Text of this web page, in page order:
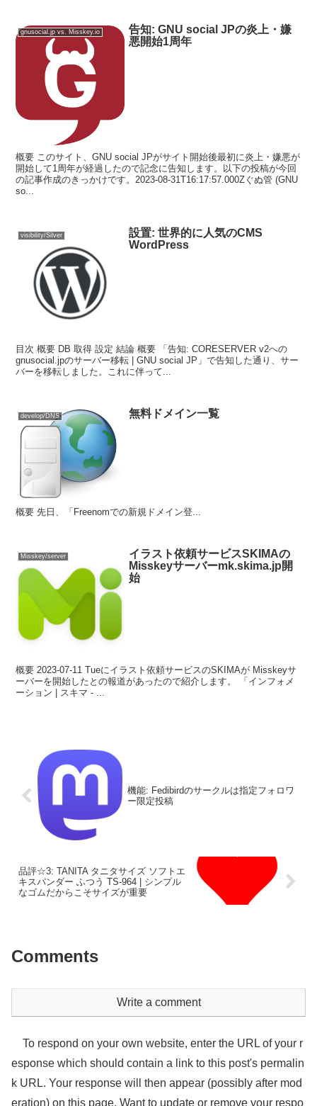
gnusocial.jp vs. Misskey.io
告知: GNU social JPの炎上・嫌
悪開始1周年
概要 このサイト、GNU social JPがサイト開始後最初に炎上・嫌悪が
開始して1周年が経過したので記念に告知します。以下の投稿が今回
の記事作成のきっかけです。2023-08-31T16:17:57.000Zぐぬ管 (GNU
so...
visibility/Silver
設置: 世界的に人気のCMS
WordPress
目次 概要 DB 取得 設定 結論 概要 「告知: CORESERVER v2への
gnusocial.jpのサーバー移転 | GNU social JP」で告知した通り、サー
バーを移転しました。これに伴って...
develop/DNS 無料ドメイン一覧
概要 先日、「Freenomでの新規ドメイン登...
Misskey/server
イラスト依頼サービスSKIMAの
Misskeyサーバーmk.skima.jp開
始
概要 2023-07-11 Tueにイラスト依頼サービスのSKIMAが Misskeyサ
ーバーを開始したとの報道があったので紹介します。 「インフォメ
ーション | スキマ - ...
機能: Fedibirdのサークルは指定フォロワ
ー限定投稿
品評☆3: TANITA タニタサイズ ソフトエ
キスパンダー ふつう TS-964 | シンプル
なゴムだからこそサイズが重要
Comments
Write a comment
To respond on your own website, enter the URL of your r
esponse which should contain a link to this post's permalin
k URL. Your response will then appear (possibly after mod
eration) on this page. Want to update or remove your respo